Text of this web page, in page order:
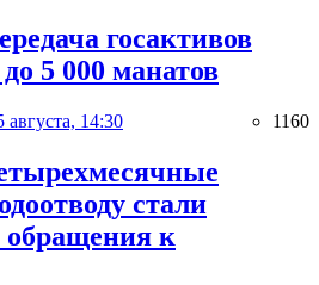
госактивов
5 000 манатов
августа, 14:30 1160
стали
обращения к